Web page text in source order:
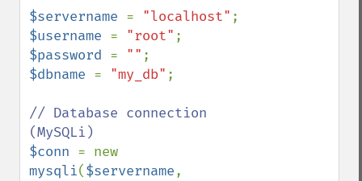
$servername = "localhost"
$username = "root"
$password = ""
$dbname = "my_db" ;
// Database connection
$conn
mysqli($servername